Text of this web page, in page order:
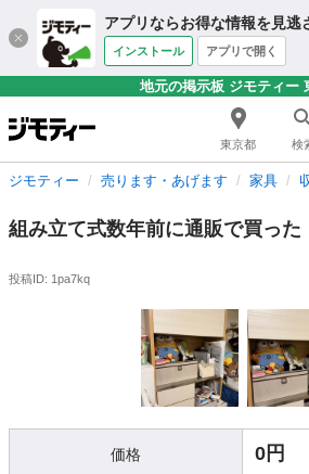
アプリならお得な情報を見逃
インストール アプリで開く
地元の掲示板 ジモティー
東京都 検
ジモティー 売ります・あげます 家具
組み立て式数年前に通販で買った
投稿ID: 1pa7kq
価格 0円